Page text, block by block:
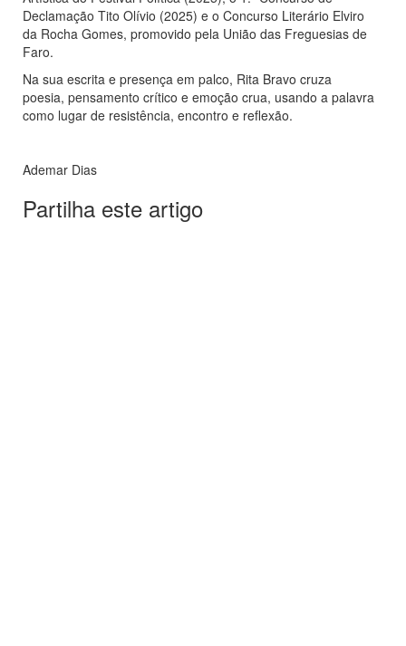
Declamação Tito Olívio (2025) e o Concurso Literário Elviro
da Rocha Gomes, promovido pela União das Freguesias de
Faro.
Na sua escrita e presença em palco, Rita Bravo cruza
poesia, pensamento crítico e emoção crua, usando a palavra
como lugar de resistência, encontro e reflexão.
Ademar Dias
Partilha este artigo